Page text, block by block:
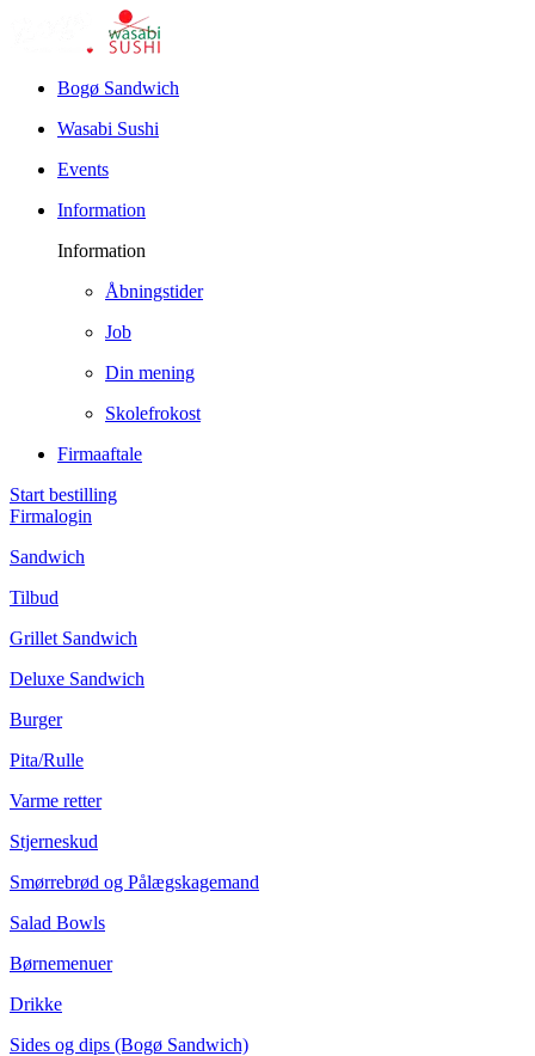
Bogø Sandwich
Wasabi Sushi
Events
Information
Information
Åbningstider
Job
Din mening
Skolefrokost
Firmaaftale
Start bestilling
Firmalogin
Sandwich
Tilbud
Grillet Sandwich
Deluxe Sandwich
Burger
Pita/Rulle
Varme retter
Stjerneskud
Smørrebrød og Pålægskagemand
Salad Bowls
Børnemenuer
Drikke
Sides og dips (Bogø Sandwich)